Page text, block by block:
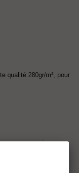
qualité 280gr/m², pour